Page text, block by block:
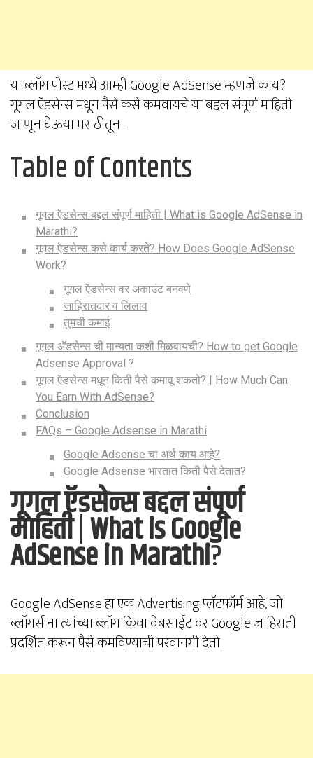
या ब्लॉग पोस्ट मध्ये आम्ही Google AdSense म्हणजे काय?
गूगल ऍडसेन्स मधून पैसे कसे कमवायचे या बद्दल संपूर्ण माहिती
जाणून घेऊया मराठीतून .
Table of Contents
गूगल ऍडसेन्स बद्दल संपूर्ण माहिती | What is Google AdSense in
Marathi?
गूगल ऍडसेन्स कसे कार्य करते? How Does Google AdSense
Work?
गूगल ऍडसेन्स वर अकाउंट बनवणे
जाहिरातदार व लिलाव
तुमची कमाई
गूगल अ‍ॅडसेन्स ची मान्यता कशी मिळवायची? How to get Google
Adsense Approval ?
गूगल ऍडसेन्स मधून किती पैसे कमावू शकतो? | How Much Can
You Earn With AdSense?
Conclusion
FAQs – Google Adsense in Marathi
Google Adsense चा अर्थ काय आहे?
Google Adsense भारतात किती पैसे देतात?
गूगल ऍडसेन्स बद्दल संपूर्ण
माहिती| What is Google
AdSense in Marathi?
Google AdSense हा एक Advertising प्लॅटफॉर्म आहे, जो
ब्लॉगर्स ना त्यांच्या ब्लॉग किंवा वेबसाईट वर Google जाहिराती
प्रदर्शित करून पैसे कमविण्याची परवानगी देतो.